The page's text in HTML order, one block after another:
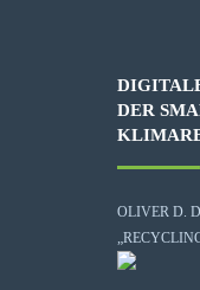
DER
OLIVER D.